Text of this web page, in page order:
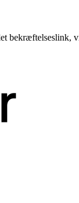
bekræftelseslink,